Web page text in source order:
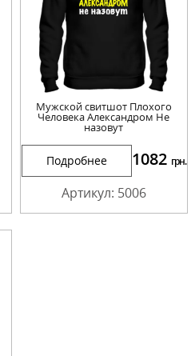
Мужской свитшот Плохого
Человека Александром Не
назовут
Подробнее 1082 грн.
Артикул: 5006